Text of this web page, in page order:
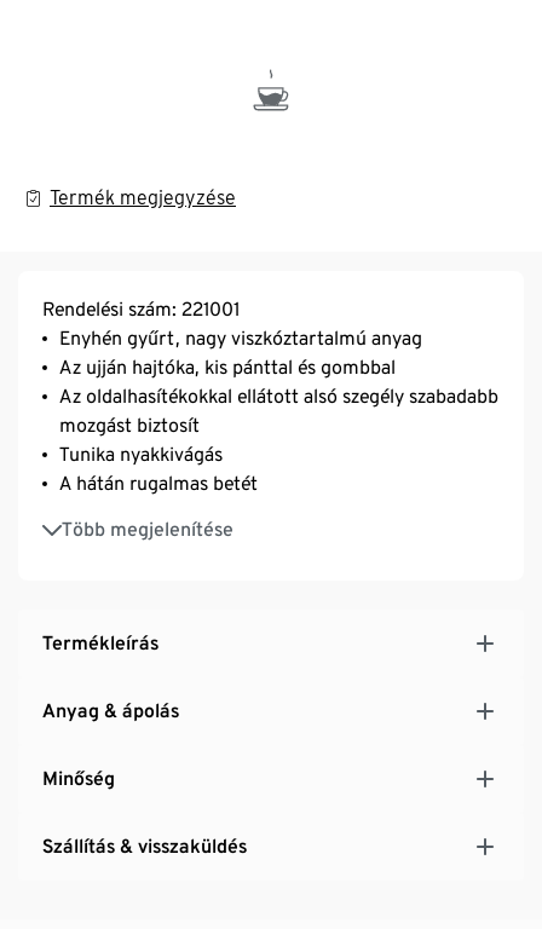
Termék megjegyzése
Rendelési szám: 221001
Enyhén gyűrt, nagy viszkóztartalmú anyag
Az ujján hajtóka, kis pánttal és gombbal
Az oldalhasítékokkal ellátott alsó szegély szabadabb
mozgást biztosít
Tunika nyakkivágás
A hátán rugalmas betét
Több megjelenítése
42-es mérettől mellvarrással az optimális
illeszkedéshez
Termékleírás
Anyag & ápolás
Minőség
Szállítás & visszaküldés